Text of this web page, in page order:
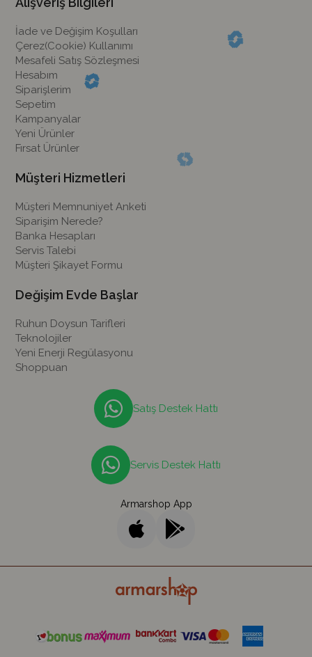
İade ve Değişim Koşulları
Çerez(Cookie) Kullanımı
Mesafeli Satış Sözleşmesi
Hesabım
Siparişlerim
Sepetim
Kampanyalar
Yeni Ürünler
Fırsat Ürünler
Müşteri Hizmetleri
Müşteri Memnuniyet Anketi
Siparişim Nerede?
Banka Hesapları
Servis Talebi
Müşteri Şikayet Formu
Değişim Evde Başlar
Ruhun Doysun Tarifleri
Teknolojiler
Yeni Enerji Regülasyonu
Shoppuan
Satış Destek Hattı
Servis Destek Hattı
Armarshop App